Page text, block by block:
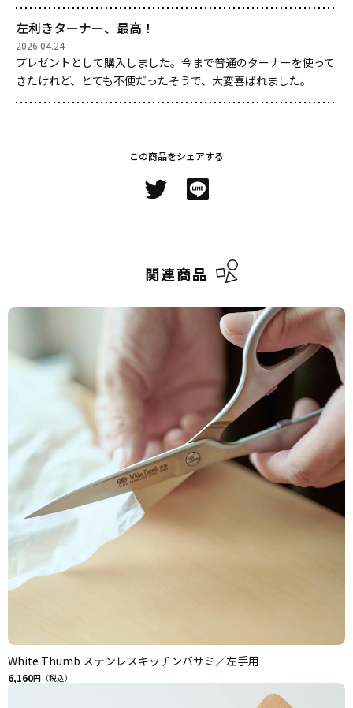
左利きターナー、最高！
2026.04.24
プレゼントとして購入しました。今まで普通のターナーを使って
きたけれど、とても不便だったそうで、大変喜ばれました。
この商品をシェアする
関連商品
White Thumb ステンレスキッチンバサミ／左手用
6,160円（税込）